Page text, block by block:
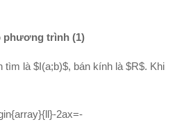
phương trình (1)
là $I(a;b)$, bán kính là $R$. Khi
2ax=-